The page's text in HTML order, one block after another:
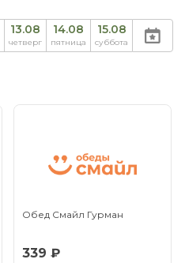
13.08
четверг
14.08
пятница
15.08
суббота
Обед Смайл Гурман
339 ₽